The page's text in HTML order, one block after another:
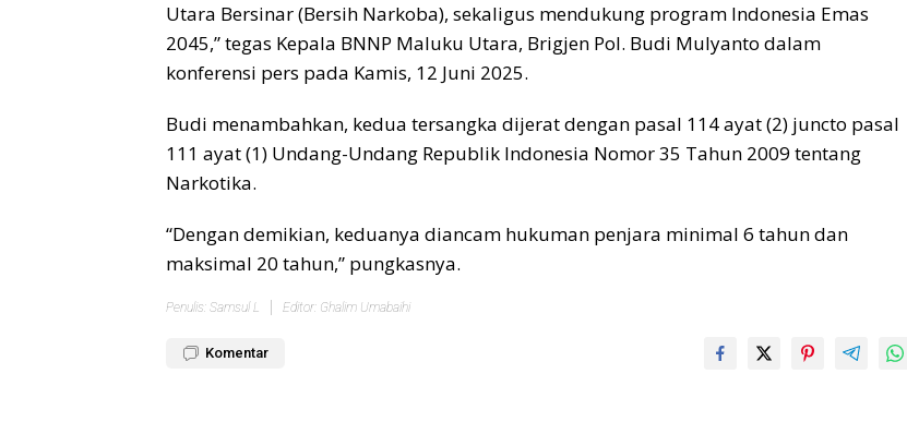
Utara Bersinar (Bersih Narkoba), sekaligus mendukung program Indonesia Emas
2045,” tegas Kepala BNNP Maluku Utara, Brigjen Pol. Budi Mulyanto dalam
konferensi pers pada Kamis, 12 Juni 2025.
Budi menambahkan, kedua tersangka dijerat dengan pasal 114 ayat (2) juncto pasal
111 ayat (1) Undang-Undang Republik Indonesia Nomor 35 Tahun 2009 tentang
Narkotika.
“Dengan demikian, keduanya diancam hukuman penjara minimal 6 tahun dan
maksimal 20 tahun,” pungkasnya.
Penulis: Samsul L Editor: Ghalim Umabaihi
Komentar